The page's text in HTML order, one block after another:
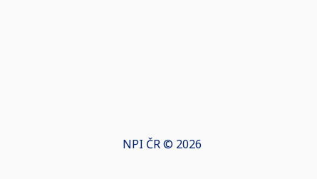
NPI ČR © 2026